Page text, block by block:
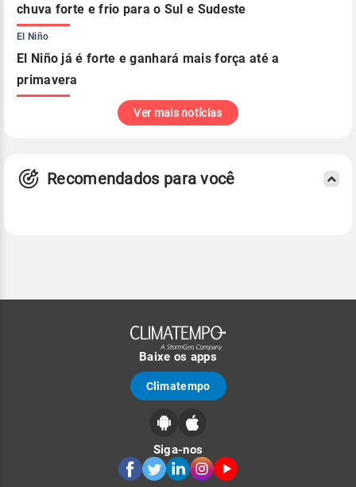
chuva forte e frio para o Sul e Sudeste
El Niño
El Niño já é forte e ganhará mais força até a
primavera
Ver mais notícias
Recomendados para você
Baixe os apps
Climatempo
Siga-nos